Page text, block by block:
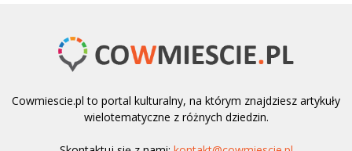
Cowmiescie.pl to portal kulturalny, na którym znajdziesz artykuły
wielotematyczne z różnych dziedzin.